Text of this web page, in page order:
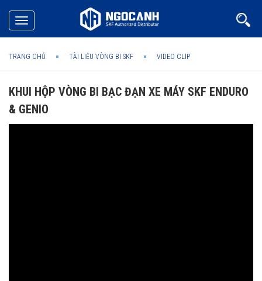
Toggle
navigation
TRANG CHỦ TÀI LIỆU VÒNG BI SKF VIDEO CLIP
KHUI HỘP VÒNG BI BẠC ĐẠN XE MÁY SKF ENDURO
& GENIO